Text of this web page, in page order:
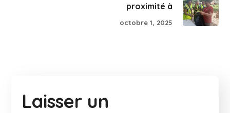
proximité à
octobre 1, 2025
Laisser un